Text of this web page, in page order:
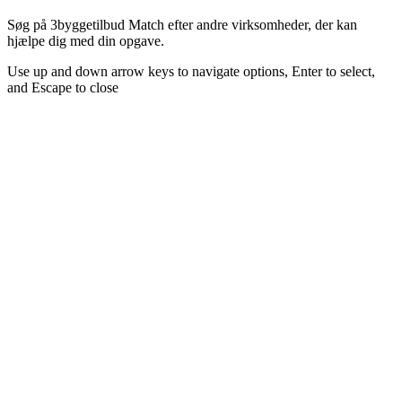
Søg på 3byggetilbud Match efter andre virksomheder, der kan
hjælpe dig med din opgave.
Use up and down arrow keys to navigate options, Enter to select,
and Escape to close